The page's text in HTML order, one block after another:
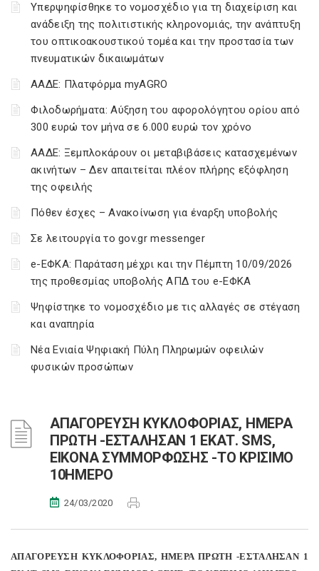
Υπερψηφίσθηκε το νομοσχέδιο για τη διαχείριση και
ανάδειξη της πολιτιστικής κληρονομιάς, την ανάπτυξη
του οπτικοακουστικού τομέα και την προστασία των
πνευματικών δικαιωμάτων
ΑΑΔΕ: Πλατφόρμα myAGRO
Φιλοδωρήματα: Αύξηση του αφορολόγητου ορίου από
300 ευρώ τον μήνα σε 6.000 ευρώ τον χρόνο
ΑΑΔΕ: Ξεμπλοκάρουν οι μεταβιβάσεις κατασχεμένων
ακινήτων – Δεν απαιτείται πλέον πλήρης εξόφληση
της οφειλής
Πόθεν έσχες – Ανακοίνωση για έναρξη υποβολής
Σε λειτουργία το gov.gr messenger
e-ΕΦΚΑ: Παράταση μέχρι και την Πέμπτη 10/09/2026
της προθεσμίας υποβολής ΑΠΔ του e-ΕΦΚΑ
Ψηφίστηκε το νομοσχέδιο με τις αλλαγές σε στέγαση
και αναπηρία
Νέα Ενιαία Ψηφιακή Πύλη Πληρωμών οφειλών
φυσικών προσώπων
ΑΠΑΓΟΡΕΥΣΗ ΚΥΚΛΟΦΟΡΙΑΣ, ΗΜΕΡΑ
ΠΡΩΤΗ -ΕΣΤΑΛΗΣΑΝ 1 ΕΚΑΤ. SMS,
ΕΙΚΟΝΑ ΣΥΜΜΟΡΦΩΣΗΣ -ΤΟ ΚΡΙΣΙΜΟ
10ΗΜΕΡΟ
24/03/2020
ΑΠΑΓΟΡΕΥΣΗ ΚΥΚΛΟΦΟΡΙΑΣ, ΗΜΕΡΑ ΠΡΩΤΗ -ΕΣΤΑΛΗΣΑΝ 1